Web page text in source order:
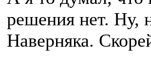
решения нет. Ну,
Наверняка.